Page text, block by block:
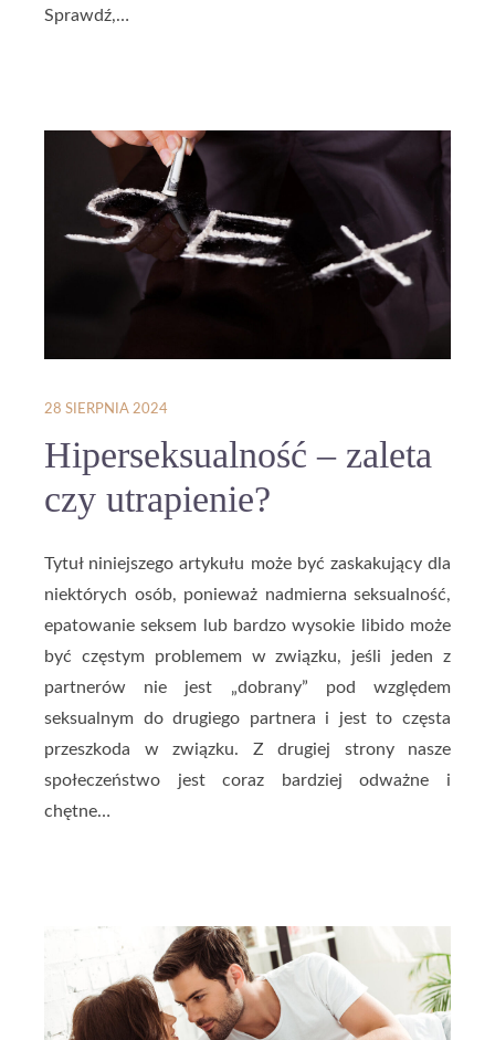
Sprawdź,…
28 SIERPNIA 2024
Hiperseksualność – zaleta
czy utrapienie?
Tytuł niniejszego artykułu może być zaskakujący dla
niektórych osób, ponieważ nadmierna seksualność,
epatowanie seksem lub bardzo wysokie libido może
być częstym problemem w związku, jeśli jeden z
partnerów nie jest „dobrany” pod względem
seksualnym do drugiego partnera i jest to częsta
przeszkoda w związku. Z drugiej strony nasze
społeczeństwo jest coraz bardziej odważne i
chętne…